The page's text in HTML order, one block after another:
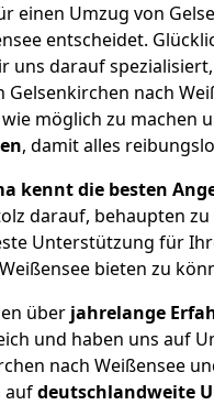
einen Umzug von
entscheidet.
uns darauf
Gelsenkirchen nach
möglich zu machen
, damit alles
kennt die besten
darauf, behaupten zu
Unterstützung für
bieten zu
überjahrelange
und haben uns auf
nach Weißensee
aufdeutschlandweite